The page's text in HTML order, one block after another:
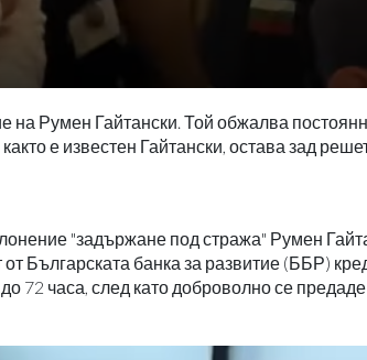
на Румен Гайтански. Той обжалва
е известен Гайтански, остава зад
"задържане под стража" Румен
Българската банка за развитие (ББР)
72 часа, след като доброволно се